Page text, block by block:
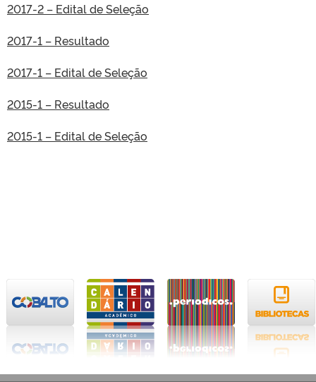
2017-2 – Edital de Seleção
2017-1 – Resultado
2017-1 – Edital de Seleção
2015-1 – Resultado
2015-1 – Edital de Seleção